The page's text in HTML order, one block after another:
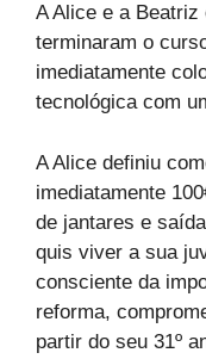
A Alice e a Beatriz
terminaram o
imediatamente
tecnológica com
A Alice definiu
imediatamente
de jantares e
quis viver a sua
consciente da
reforma,
partir do seu 31º